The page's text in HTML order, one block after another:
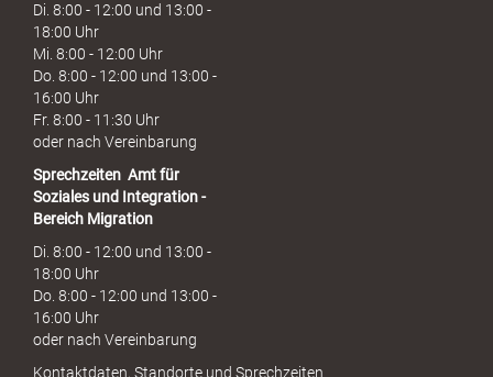
Di. 8:00 - 12:00 und 13:00 -
18:00 Uhr
Mi. 8:00 - 12:00 Uhr
Do. 8:00 - 12:00 und 13:00 -
16:00 Uhr
Fr. 8:00 - 11:30 Uhr
oder nach Vereinbarung
Sprechzeiten Amt für
Soziales und Integration -
Bereich Migration
Di. 8:00 - 12:00 und 13:00 -
18:00 Uhr
Do. 8:00 - 12:00 und 13:00 -
16:00 Uhr
oder nach Vereinbarung
Kontaktdaten, Standorte und Sprechzeiten